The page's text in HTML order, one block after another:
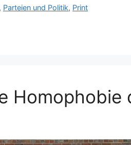
, Parteien und Politik, Print
Homophobie